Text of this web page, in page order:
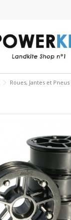
Roues, Jantes et Pneus